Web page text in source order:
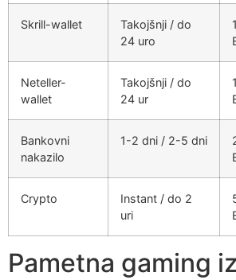
Skrill-wallet
Takojšnji / do
24 uro
Neteller-
wallet
Takojšnji / do
24 ur
Bankovni
nakazilo
1-2 dni / 2-5 dni
Crypto
Instant / do 2
uri
Pametna gaming